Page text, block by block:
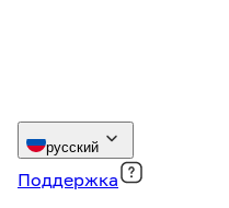
русский
Поддержка